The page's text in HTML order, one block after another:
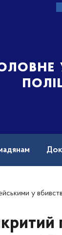
Білгород-Дністровського району